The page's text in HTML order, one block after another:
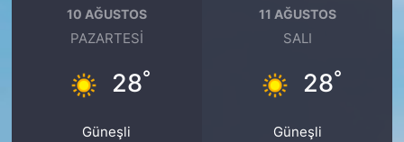
10 AĞUSTOS
PAZARTESI
28°
Güneşli
11 AĞUSTOS
SALI
28°
Güneşli